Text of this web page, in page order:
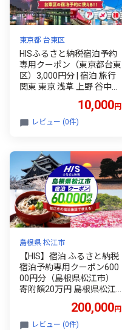
東京都 台東区
HISふるさと納税宿泊予約
専用クーポン（東京都台東
区）3,000円分 | 宿泊 旅行
関東 東京 浅草 上野 谷中
10,000円
レビュー (0件)
島根県 松江市
【HIS】宿泊 ふるさと納税
宿泊予約専用クーポン600
00円分（島根県松江市）
寄附額20万円 島根県松江
イ・エス [ALHT008]｜人気
おすすめ HIS 旅行 旅 券 宿
200,000円
レビュー (0件)